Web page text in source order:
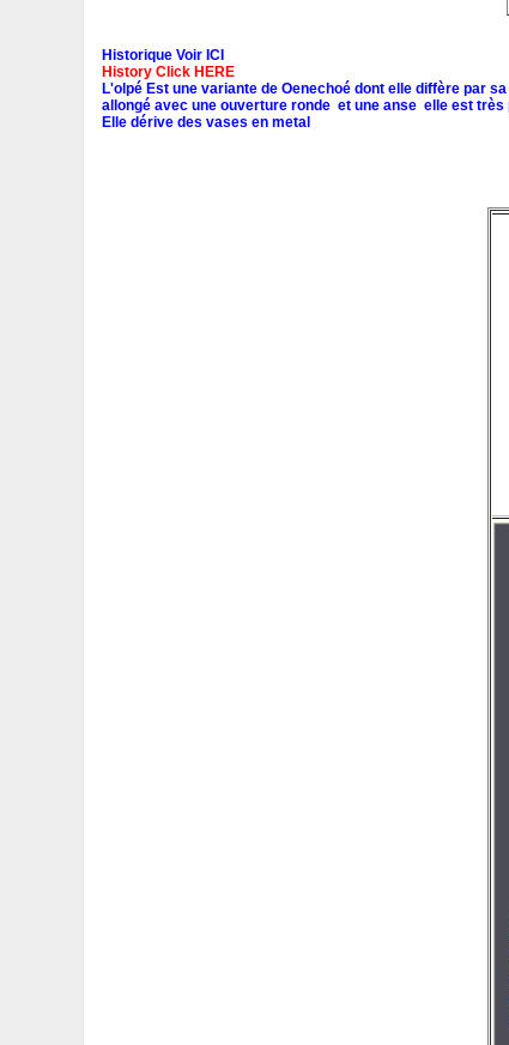
Historique Voir ICI
History Click HERE
L'olpé Est une variante de Oenechoé dont elle diffère par
allongé avec une ouverture ronde et une anse elle est
Elle dérive des vases en metal